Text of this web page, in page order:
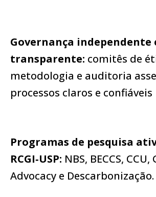
Governança independente
transparente: comitês de
metodologia e auditoria
processos claros e confiáveis
Programas de pesquisa
RCGI‑USP: NBS, BECCS, CCU,
Advocacy e Descarbonização.